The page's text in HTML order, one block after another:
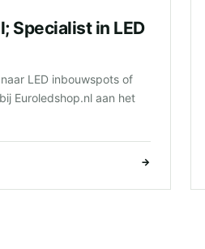
Specialist in LED
LED inbouwspots of
Euroledshop.nl aan het
→